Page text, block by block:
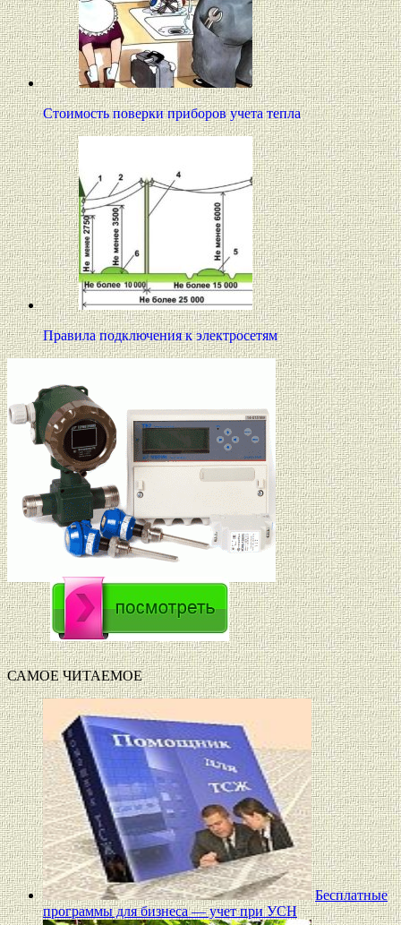
Стоимость поверки приборов учета тепла
Правила подключения к электросетям
САМОЕ ЧИТАЕМОЕ
Бесплатные
программы для бизнеса — учет при УСН